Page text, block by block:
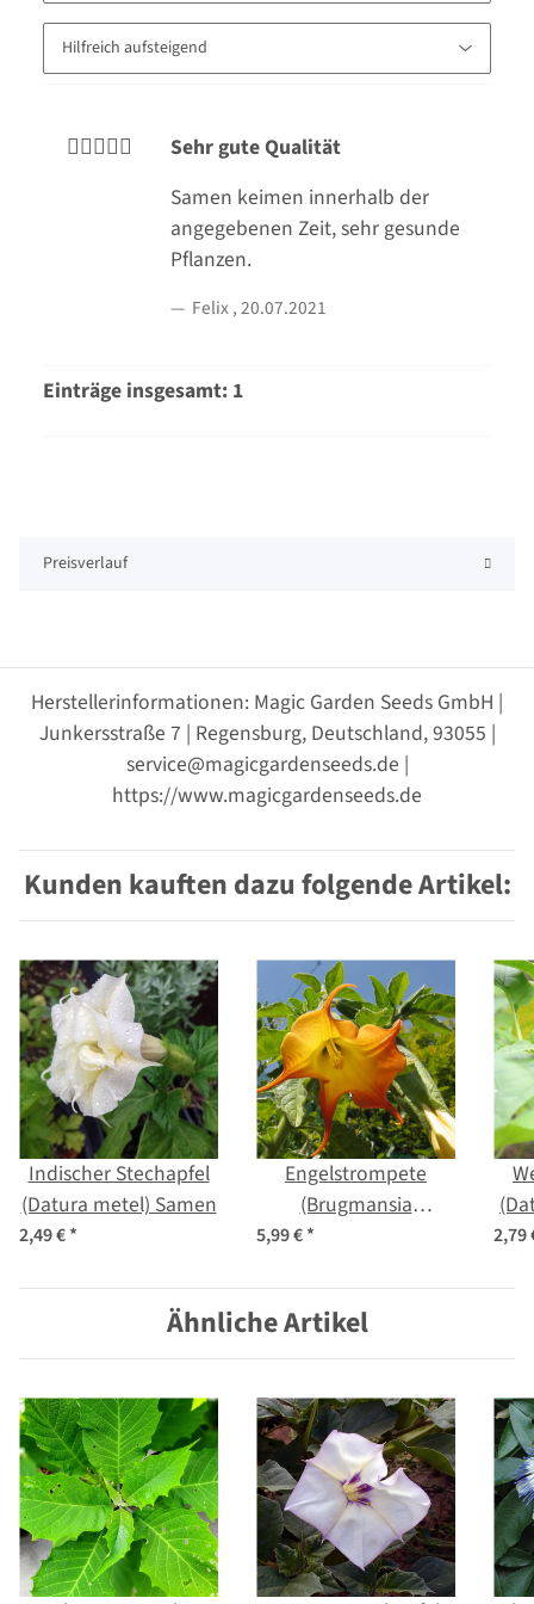
Sehr gute Qualität
Samen keimen innerhalb der
angegebenen Zeit, sehr gesunde
Pflanzen.
Felix,20.07.2021
Einträge insgesamt: 1
Preisverlauf
Herstellerinformationen: Magic Garden Seeds GmbH |
Junkersstraße 7 | Regensburg, Deutschland, 93055 |
service@magicgardenseeds.de |
https://www.magicgardenseeds.de
Kunden kauften dazu folgende Artikel:
Indischer Stechapfel
(Datura metel) Samen
2,49 €*
Engelstrompete
(Brugmansia
suaveolens) Samen
5,99 €* 2,79
Ähnliche Artikel